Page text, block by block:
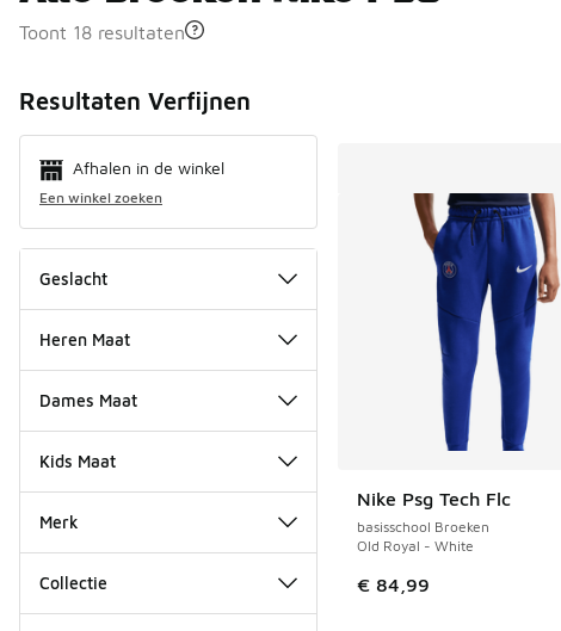
Toont 18 resultaten
Resultaten Verfijnen
Afhalen in de winkel
Een winkel zoeken
Geslacht
Heren Maat
Dames Maat
Kids Maat
Merk
Collectie
Nike Psg Tech Flc
basisschool Broeken
Old Royal - White
€ 84,99